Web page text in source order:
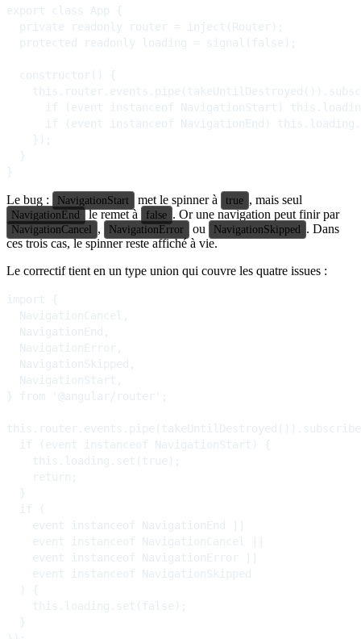
export class App {
  private readonly router = inject(Router);
  protected readonly loading = signal(false);
  constructor() {
if (event instanceof NavigationStart)
if (event instanceof NavigationEnd)
    });
  }
Le bug : NavigationStart met le spinner à true , mais seul
NavigationEnd le remet à false . Or une navigation peut finir par
NavigationCancel , NavigationError ou NavigationSkipped
. Dans
ces trois cas, le spinner reste affiché à vie.
Le correctif tient en un type union qui couvre les quatre issues :
import {
  NavigationCancel,
  NavigationEnd,
  NavigationError,
  NavigationSkipped,
  NavigationStart,
} from '@angular/router';
  if (event instanceof NavigationStart) {
    this.loading.set(true);
    return;
  }
  if (
    event instanceof NavigationEnd ||
    event instanceof NavigationCancel ||
    event instanceof NavigationError ||
    event instanceof NavigationSkipped
  ) {
    this.loading.set(false);
  }